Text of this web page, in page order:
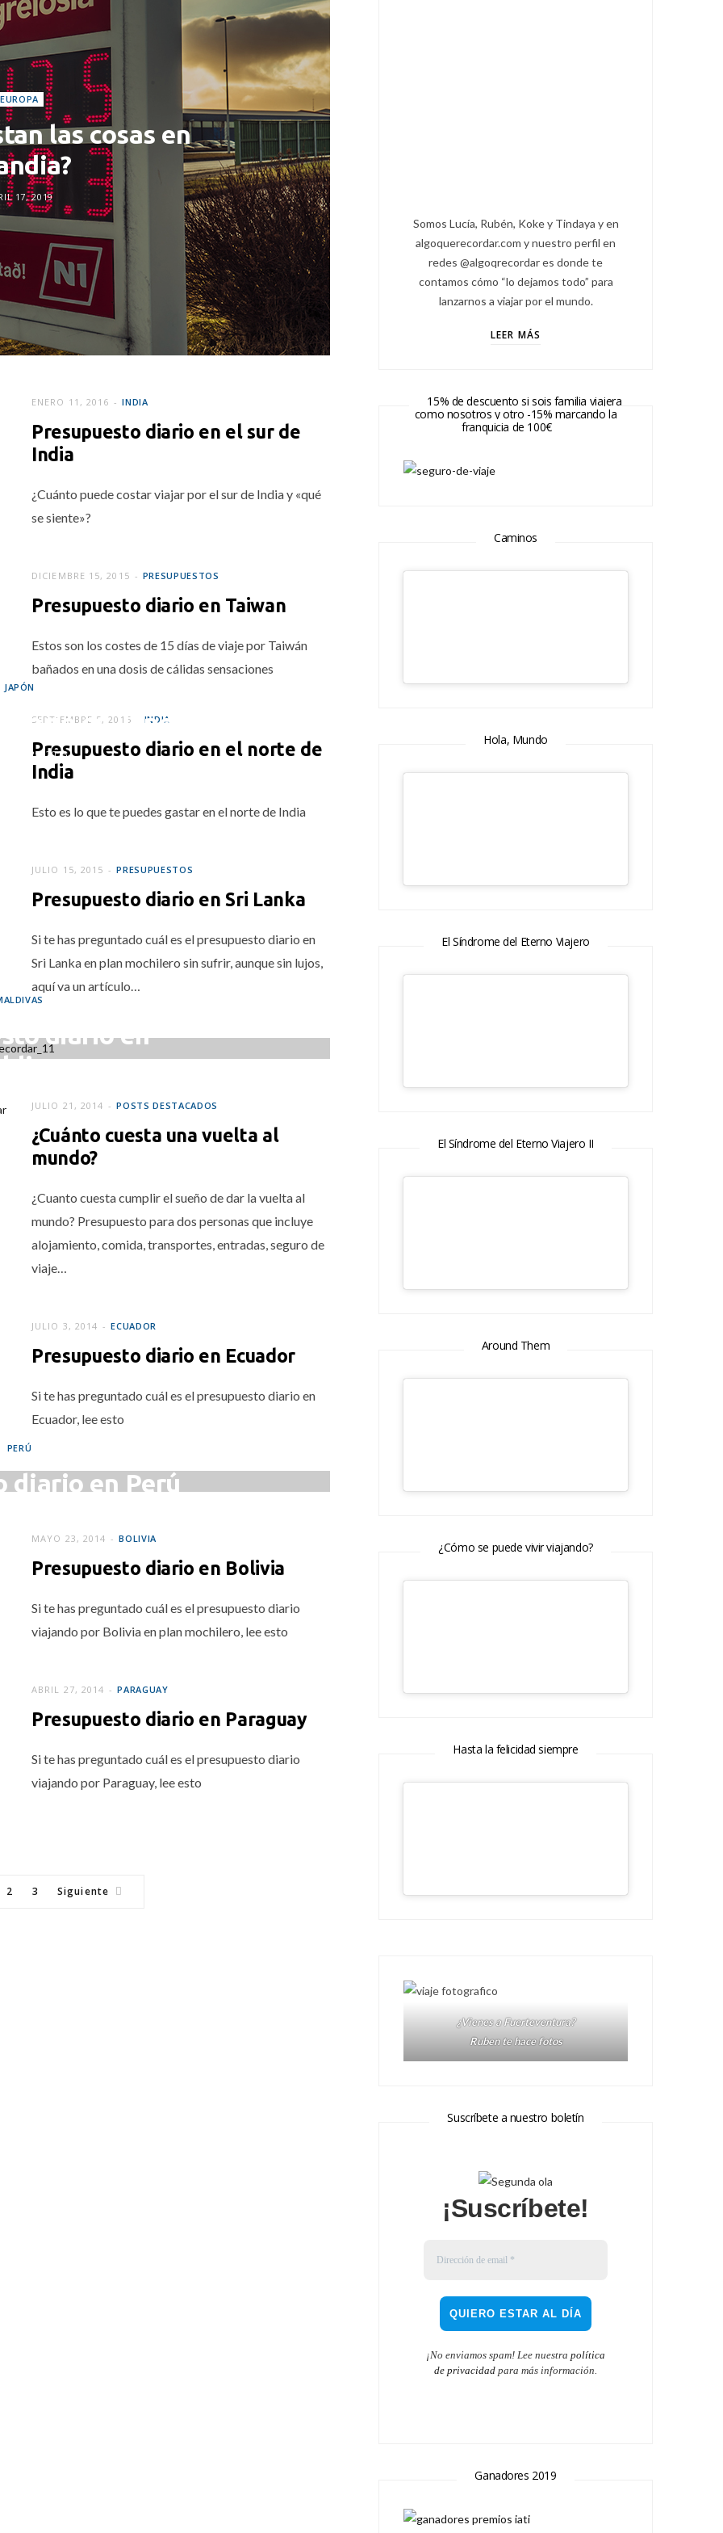
EUROPA
las cosas en
17, 2019
INDIA
ENERO 11, 2016
Presupuesto diario en el sur de
India
¿Cuánto puede costar viajar por el sur de India y «qué
se siente»?
PRESUPUESTOS
DICIEMBRE 15, 2015
Presupuesto diario en Taiwan
Estos son los costes de 15 días de viaje por Taiwán
bañados en una dosis de cálidas sensaciones
JAPÓN
en Japón
25, 2015
INDIA
SEPTIEMBRE 5, 2015
Presupuesto diario en el norte de
India
Esto es lo que te puedes gastar en el norte de India
PRESUPUESTOS
JULIO 15, 2015
Presupuesto diario en Sri Lanka
Si te has preguntado cuál es el presupuesto diario en
Sri Lanka en plan mochilero sin sufrir, aunque sin lujos,
aquí va un artículo…
diario en
POSTS DESTACADOS
JULIO 21, 2014
¿Cuánto cuesta una vuelta al
mundo?
¿Cuanto cuesta cumplir el sueño de dar la vuelta al
mundo? Presupuesto para dos personas que incluye
alojamiento, comida, transportes, entradas, seguro de
viaje…
ECUADOR
JULIO 3, 2014
Presupuesto diario en Ecuador
Si te has preguntado cuál es el presupuesto diario en
Ecuador, lee esto
PERÚ
diario en Perú
BOLIVIA
MAYO 23, 2014
Presupuesto diario en Bolivia
Si te has preguntado cuál es el presupuesto diario
viajando por Bolivia en plan mochilero, lee esto
PARAGUAY
ABRIL 27, 2014
Presupuesto diario en Paraguay
Si te has preguntado cuál es el presupuesto diario
viajando por Paraguay, lee esto
2 3 Siguiente
Somos Lucía, Rubén, Koke y Tindaya y en
algoquerecordar.com y nuestro perfil en
redes @algoqrecordar es donde te
contamos cómo “lo dejamos todo” para
lanzarnos a viajar por el mundo.
LEER MÁS
15% de descuento si sois familia viajera
como nosotros y otro -15% marcando la
franquicia de 100€
Caminos
Hola, Mundo
El Síndrome del Eterno Viajero
El Síndrome del Eterno Viajero II
Around Them
¿Cómo se puede vivir viajando?
Hasta la felicidad siempre
¿Vienes a Fuerteventura?
Ruben te hace fotos
Suscríbete a nuestro boletín
¡Suscríbete!
¡No enviamos spam! Lee nuestra política
de privacidad para más información.
Ganadores 2019